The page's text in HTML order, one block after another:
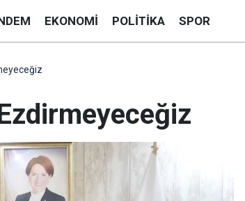
EKONOMI POLITIKA SPOR